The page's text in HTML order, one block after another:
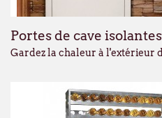
Portes de cave isolantes
Gardez la chaleur à l'extérieur